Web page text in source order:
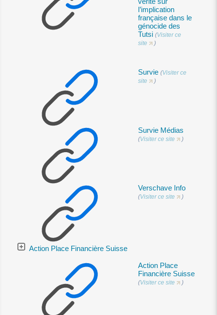
l’implication
française dans le
génocide des
Tutsi (Visiter ce
site
)
Survie (Visiter ce
site
)
Survie Médias
(Visiter ce site )
Verschave Info
(Visiter ce site )
Action Place Financière Suisse
Action Place
Financière Suisse
(Visiter ce site )